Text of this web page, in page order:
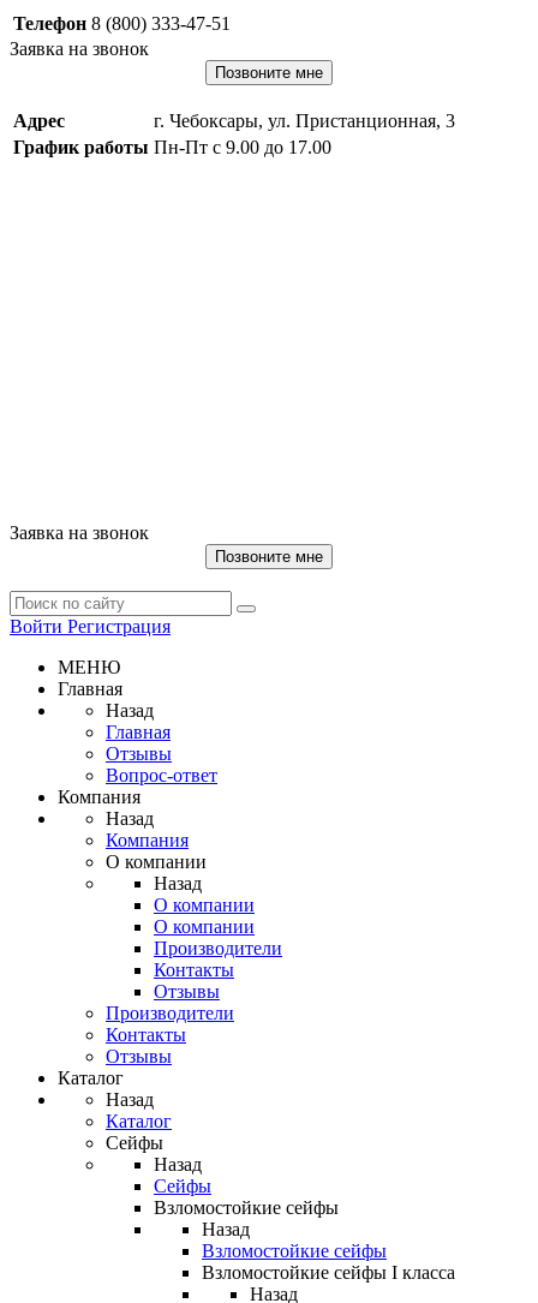
Телефон 8 (800) 333-47-51
Заявка на звонок
Позвоните мне
Адрес
г. Чебоксары, ул. Пристанционная, 3
График работы Пн-Пт с 9.00 до 17.00
Заявка на звонок
Позвоните мне
Войти Регистрация
МЕНЮ
Главная
Назад
Главная
Отзывы
Вопрос-ответ
Компания
Назад
Компания
О компании
Назад
О компании
О компании
Производители
Контакты
Отзывы
Производители
Контакты
Отзывы
Каталог
Назад
Каталог
Сейфы
Назад
Сейфы
Взломостойкие сейфы
Назад
Взломостойкие сейфы
Взломостойкие сейфы I класса
Назад